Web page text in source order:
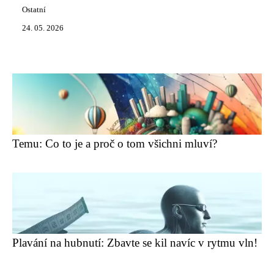
Ostatní
24. 05. 2026
Temu: Co to je a proč o tom všichni mluví?
Plavání na hubnutí: Zbavte se kil navíc v rytmu vln!